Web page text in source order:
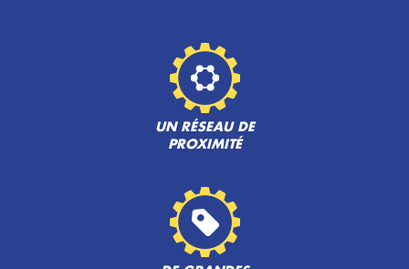
UN RÉSEAU DE
PROXIMITÉ